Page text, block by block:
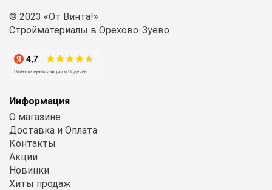
© 2023 «От Винта!»
Стройматериалы в Орехово-Зуево
Информация
О магазине
Доставка и Оплата
Контакты
Акции
Новинки
Хиты продаж